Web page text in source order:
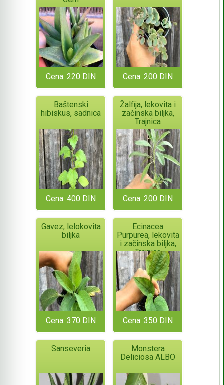
Cena: 220 DIN Cena: 200 DIN
Baštenski
hibiskus, sadnica
Cena: 400 DIN
Žalfija, lekovita i
začinska biljka,
Trajnica
Cena: 200 DIN
Gavez, lelokovita
biljka
Cena: 370 DIN
Ecinacea
Purpurea, lekovita
i začinska biljka,
Trajnica
Cena: 350 DIN
Sanseveria
Monstera
Deliciosa ALBO